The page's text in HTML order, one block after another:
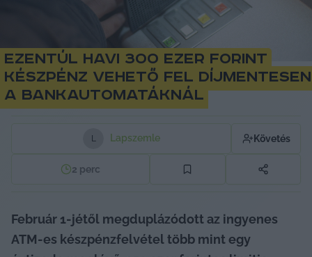
Ezentúl havi 300 ezer forint
készpénz vehető fel díjmentesen
a bankautomatáknál
L Lapszemle Követés
2 perc
Február 1-jétől megduplázódott az ingyenes
ATM-es készpénzfelvétel több mint egy